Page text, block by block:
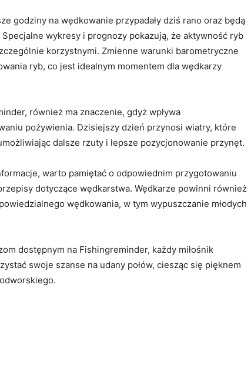
godziny na wędkowanie przypadały dziś rano oraz będą
wykresy i prognozy pokazują, że aktywność ryb
korzystnymi. Zmienne warunki barometryczne
ryb, co jest idealnym momentem dla wędkarzy
również ma znaczenie, gdyż wpływa
pożywienia. Dzisiejszy dzień przynosi wiatry, które
dalsze rzuty i lepsze pozycjonowanie przynęt.
warto pamiętać o odpowiednim przygotowaniu
dotyczące wędkarstwa. Wędkarze powinni również
wędkowania, w tym wypuszczanie młodych
dostępnym na Fishingreminder, każdy miłośnik
swoje szanse na udany połów, ciesząc się pięknem